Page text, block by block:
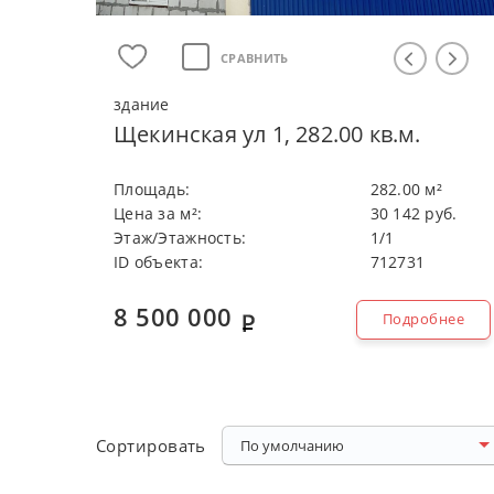
СРАВНИТЬ
здание
Щекинская ул 1, 282.00 кв.м.
Плoщaдь:
282.00 м²
Цeнa зa м²:
30 142 руб.
Этaж/Этaжнocть:
1/1
ID объекта:
712731
8 500 000 Подробнее
Copтиpoвaть По умолчанию